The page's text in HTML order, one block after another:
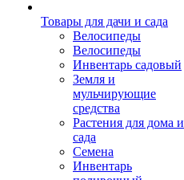
Товары для дачи и сада
Велосипеды
Велосипеды
Инвентарь садовый
Земля и
мульчирующие
средства
Растения для дома и
сада
Семена
Инвентарь